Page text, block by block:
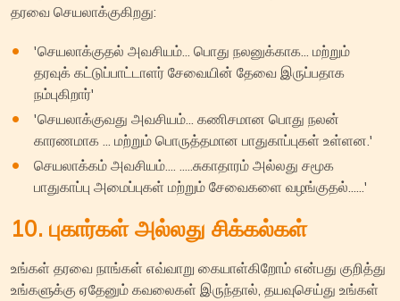
தரவை செயலாக்குகிறது:
'செயலாக்குதல் அவசியம்... பொது நலனுக்காக... மற்றும்
தரவுக் கட்டுப்பாட்டாளர் சேவையின் தேவை இருப்பதாக
நம்புகிறார்'
'செயலாக்குவது அவசியம்... கணிசமான பொது நலன்
காரணமாக ... மற்றும் பொருத்தமான பாதுகாப்புகள் உள்ளன.'
செயலாக்கம் அவசியம்.... .....சுகாதாரம் அல்லது சமூக
பாதுகாப்பு அமைப்புகள் மற்றும் சேவைகளை வழங்குதல்......'
10. புகார்கள் அல்லது சிக்கல்கள்
உங்கள் தரவை நாங்கள் எவ்வாறு கையாள்கிறோம் என்பது குறித்து
உங்களுக்கு ஏதேனும் கவலைகள் இருந்தால், தயவுசெய்து உங்கள்